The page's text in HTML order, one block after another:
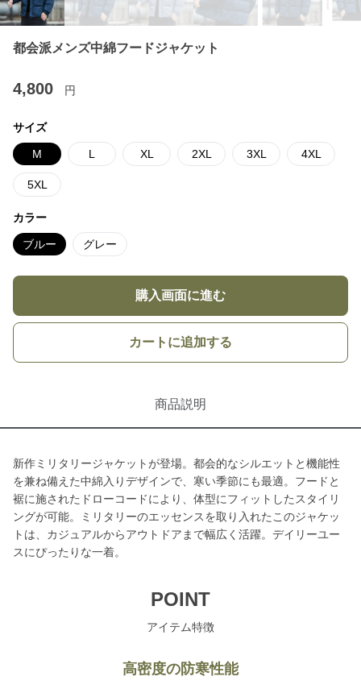
都会派メンズ中綿フードジャケット
4,800 円
サイズ
M L XL 2XL 3XL 4XL
5XL
カラー
ブルー グレー
購入画面に進む
カートに追加する
商品説明
新作ミリタリージャケットが登場。都会的なシルエットと機能性
を兼ね備えた中綿入りデザインで、寒い季節にも最適。フードと
裾に施されたドローコードにより、体型にフィットしたスタイリ
ングが可能。ミリタリーのエッセンスを取り入れたこのジャケッ
トは、カジュアルからアウトドアまで幅広く活躍。デイリーユー
スにぴったりな一着。
POINT
アイテム特徴
高密度の防寒性能